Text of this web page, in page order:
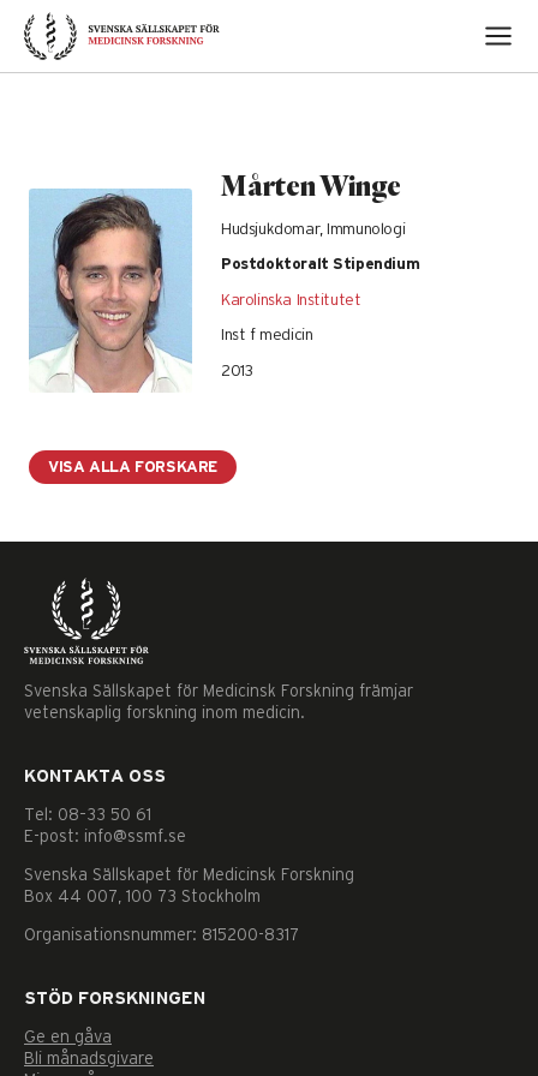
Skip
content
Mårten Winge
Hudsjukdomar, Immunologi
Postdoktoralt Stipendium
Karolinska Institutet
Inst f medicin
2013
VISA ALLA FORSKARE
Svenska Sällskapet för Medicinsk Forskning främjar
vetenskaplig forskning inom medicin.
KONTAKTA OSS
Tel: 08–33 50 61
E-post: info@ssmf.se
Svenska Sällskapet för Medicinsk Forskning
Box 44 007, 100 73 Stockholm
Organisationsnummer: 815200-8317
STÖD FORSKNINGEN
Ge en gåva
Bli månadsgivare
Nödvändiga